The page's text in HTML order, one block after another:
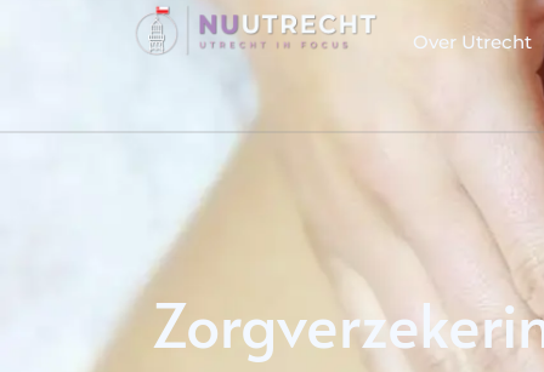
Over Utrecht